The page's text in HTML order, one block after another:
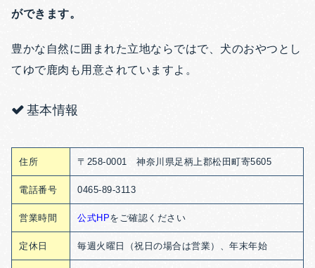
ができます。
豊かな自然に囲まれた立地ならではで、犬のおやつとし
てゆで鹿肉も用意されていますよ。
基本情報
住所 〒258-0001 神奈川県足柄上郡松田町寄5605
電話番号 0465-89-3113
営業時間 公式HPをご確認ください
定休日 毎週火曜日（祝日の場合は営業）、年末年始